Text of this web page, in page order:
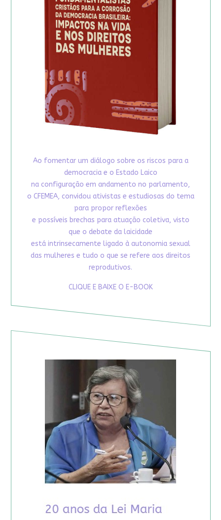
Ao fomentar um diálogo sobre os riscos para a
democracia e o Estado Laico
na configuração em andamento no parlamento,
o CFEMEA, convidou ativistas e estudiosas do tema
para propor reflexões
e possíveis brechas para atuação coletiva, visto
que o debate da laicidade
está intrinsecamente ligado à autonomia sexual
das mulheres e tudo o que se refere aos direitos
reprodutivos.
CLIQUE E BAIXE O E-BOOK